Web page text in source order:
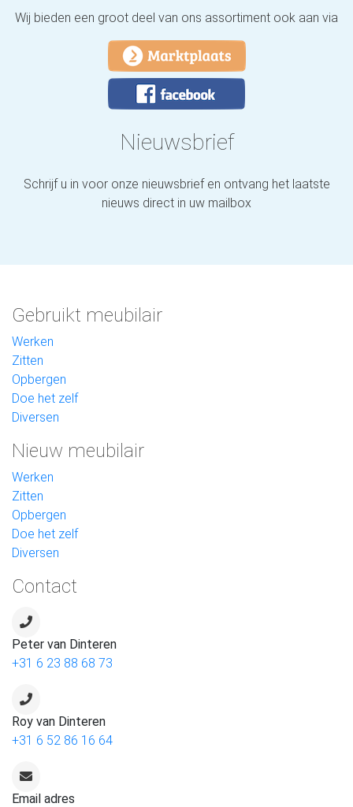
Wij bieden een groot deel van ons assortiment ook aan via
Nieuwsbrief
Schrijf u in voor onze nieuwsbrief en ontvang het laatste
nieuws direct in uw mailbox
Gebruikt meubilair
Werken
Zitten
Opbergen
Doe het zelf
Diversen
Nieuw meubilair
Werken
Zitten
Opbergen
Doe het zelf
Diversen
Contact
Peter van Dinteren
+31 6 23 88 68 73
Roy van Dinteren
+31 6 52 86 16 64
Email adres